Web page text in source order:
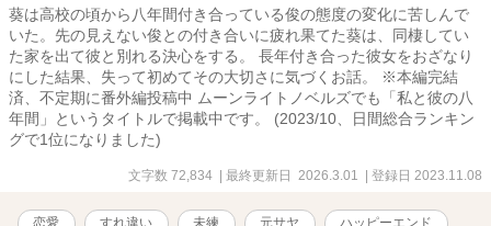
葵は高校の頃から八年間付き合っている俊の態度の変化に苦しんで
いた。先の見えない俊との付き合いに疲れ果てた葵は、同棲してい
た家を出て彼と別れる決心をする。 長年付き合った彼女をおざなり
にした結果、失って初めてその大切さに気づくお話。 ※本編完結
済、不定期に番外編投稿中 ムーンライトノベルズでも「私と彼の八
年間」というタイトルで掲載中です。 (2023/10、日間総合ランキン
グで1位になりました)
文字数 72,834 | 最終更新日 2026.3.01 | 登録日 2023.11.08
恋愛 すれ違い 未練 元サヤ ハッピーエンド